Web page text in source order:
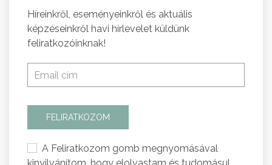
Híreinkről, eseményeinkről és aktuális
képzéseinkről havi hírlevelet küldünk
feliratkozóinknak!
FELIRATKOZOM
A Feliratkozom gomb megnyomásával